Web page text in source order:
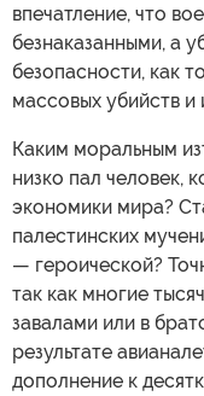
впечатление, что
безнаказанными, а
безопасности, как
массовых убийств
Каким моральным
низко пал человек,
экономики мира?
палестинских
— героической?
так как многие
завалами или в
результате
дополнение к